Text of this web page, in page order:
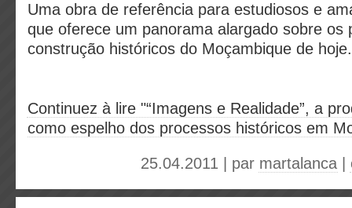
Uma obra de referência para estudiosos e
que oferece um panorama alargado sobre os
construção históricos do Moçambique de hoje.
Continuez à lire "“Imagens e Realidade”, a
como espelho dos processos históricos em
25.04.2011 | par martalanca